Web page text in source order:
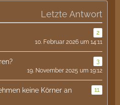
Letzte Antwort
2
10. Februar 2026 um 14:11
3
19. November 2025 um 19:12
keine Körner an
11